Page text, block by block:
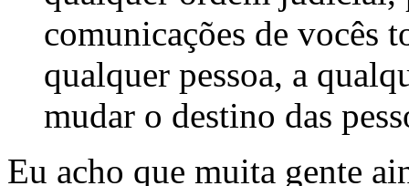
comunicações de vocês
qualquer pessoa, a
mudar o destino das
Eu acho que muita gente